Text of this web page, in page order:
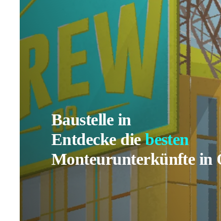
Baustelle in
Entdecke diebesten
Monteurunterkünfte in